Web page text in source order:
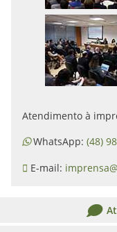
Atendimento à
WhatsApp: (48)
E-mail: